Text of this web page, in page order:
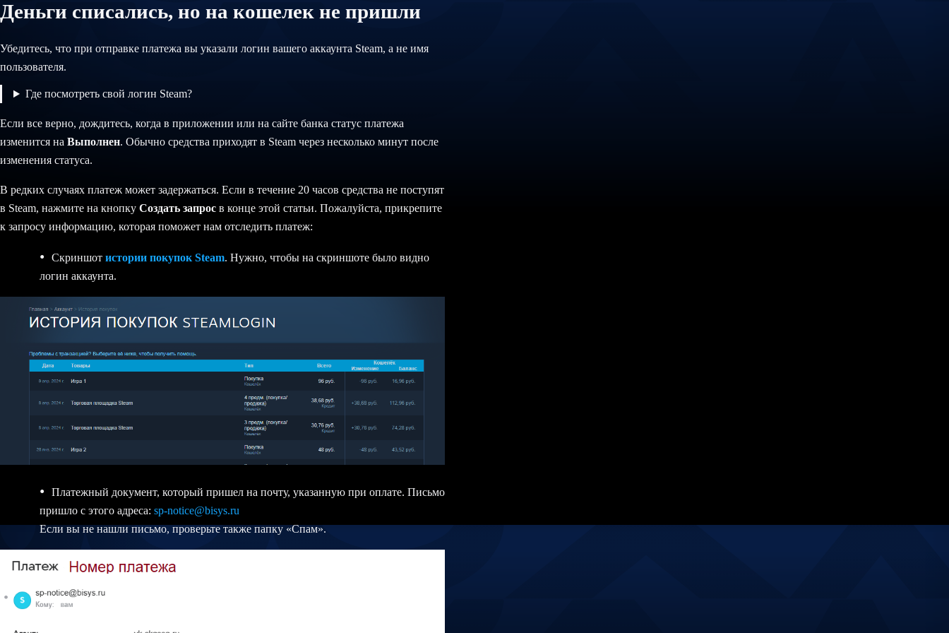
Деньги списались, но на кошелек не пришли
Убедитесь, что при отправке платежа вы указали логин вашего аккаунта Steam, а не имя
пользователя.
Где посмотреть свой логин Steam?
Если все верно, дождитесь, когда в приложении или на сайте банка статус платежа
изменится на Выполнен. Обычно средства приходят в Steam через несколько минут после
изменения статуса.
В редких случаях платеж может задержаться. Если в течение 20 часов средства не поступят
в Steam, нажмите на кнопку Создать запрос в конце этой статьи. Пожалуйста, прикрепите
к запросу информацию, которая поможет нам отследить платеж:
Скриншот истории покупок Steam. Нужно, чтобы на скриншоте было видно
логин аккаунта.
Платежный документ, который пришел на почту, указанную при оплате. Письмо
пришло с этого адреса: sp-notice@bisys.ru
Если вы не нашли письмо, проверьте также папку «Спам».